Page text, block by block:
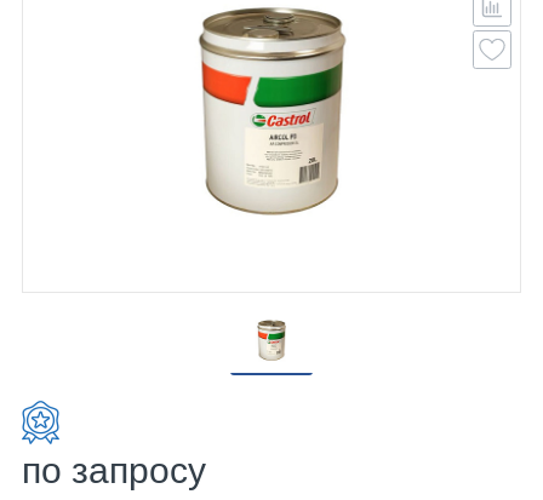
по запросу